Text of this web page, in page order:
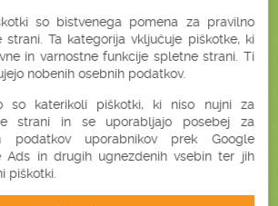
DOSTAVA
OB
HITRA DOSTAVA
so bistvenega pomena za pravilno
strani. Ta kategorija vključuje piškotke, ki
in varnostne funkcije spletne strani. Ti
nobenih osebnih podatkov.
so katerikoli piškotki, ki niso nujni za
strani in se uporabljajo posebej za
podatkov uporabnikov prek Google
Ads in drugih ugnezdenih vsebin ter jih
piškotki.